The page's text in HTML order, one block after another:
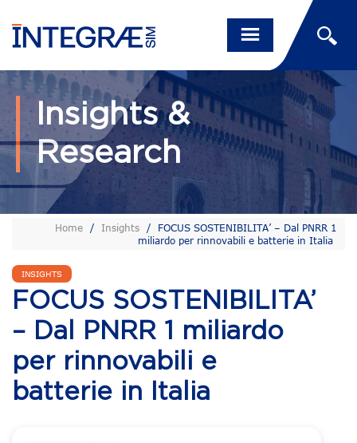
Insights &
Research
Home / Insights /
FOCUS SOSTENIBILITA’ – Dal PNRR 1
miliardo per rinnovabili e batterie in Italia
INSIGHTS
FOCUS SOSTENIBILITA’
– Dal PNRR 1 miliardo
per rinnovabili e
batterie in Italia